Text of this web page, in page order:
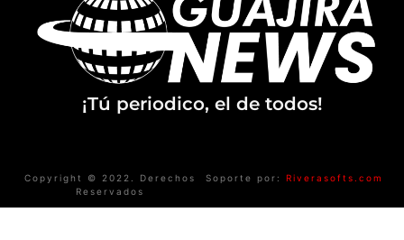
¡Tú periodico, el de todos!
Copyright © 2022. Derechos
Reservados
Soporte por: Riverasofts.com